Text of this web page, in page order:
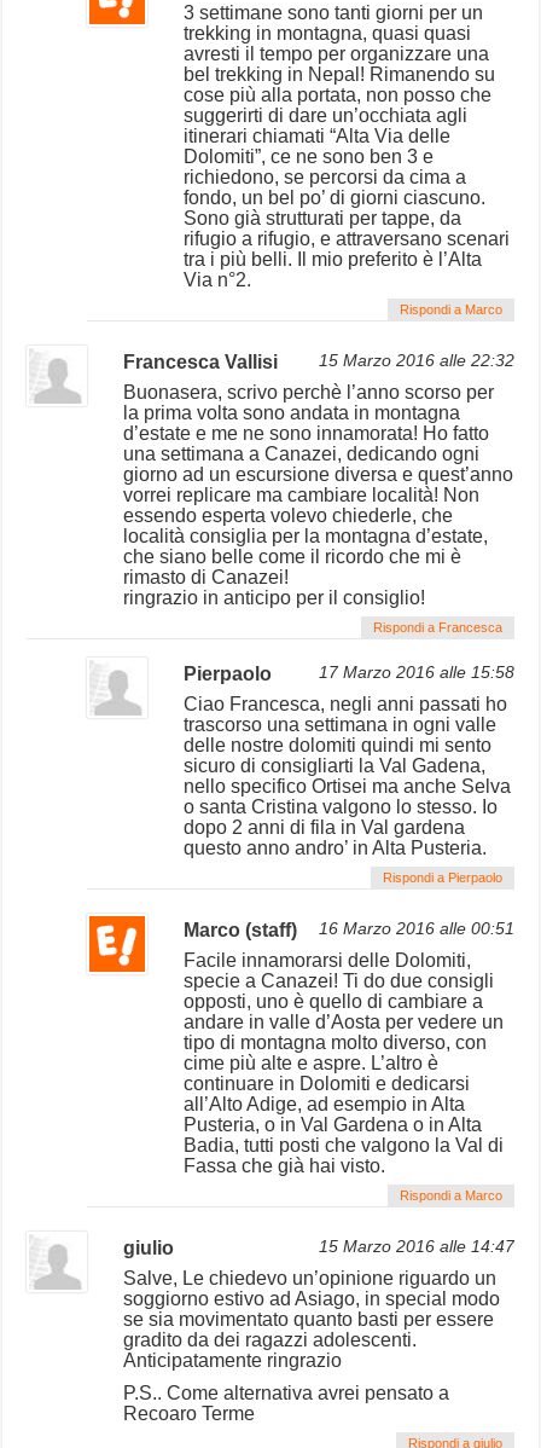
3 settimane sono tanti giorni per un
trekking in montagna, quasi quasi
avresti il tempo per organizzare una
bel trekking in Nepal! Rimanendo su
cose più alla portata, non posso che
suggerirti di dare un’occhiata agli
itinerari chiamati “Alta Via delle
Dolomiti”, ce ne sono ben 3 e
richiedono, se percorsi da cima a
fondo, un bel po’ di giorni ciascuno.
Sono già strutturati per tappe, da
rifugio a rifugio, e attraversano scenari
tra i più belli. Il mio preferito è l’Alta
Via n°2.
Rispondi a Marco
Francesca Vallisi 15 Marzo 2016 alle 22:32
Buonasera, scrivo perchè l’anno scorso per
la prima volta sono andata in montagna
d’estate e me ne sono innamorata! Ho fatto
una settimana a Canazei, dedicando ogni
giorno ad un escursione diversa e quest’anno
vorrei replicare ma cambiare località! Non
essendo esperta volevo chiederle, che
località consiglia per la montagna d’estate,
che siano belle come il ricordo che mi è
rimasto di Canazei!
ringrazio in anticipo per il consiglio!
Rispondi a Francesca
Pierpaolo 17 Marzo 2016 alle 15:58
Ciao Francesca, negli anni passati ho
trascorso una settimana in ogni valle
delle nostre dolomiti quindi mi sento
sicuro di consigliarti la Val Gadena,
nello specifico Ortisei ma anche Selva
o santa Cristina valgono lo stesso. Io
dopo 2 anni di fila in Val gardena
questo anno andro’ in Alta Pusteria.
Rispondi a Pierpaolo
Marco (staff) 16 Marzo 2016 alle 00:51
Facile innamorarsi delle Dolomiti,
specie a Canazei! Ti do due consigli
opposti, uno è quello di cambiare a
andare in valle d’Aosta per vedere un
tipo di montagna molto diverso, con
cime più alte e aspre. L’altro è
continuare in Dolomiti e dedicarsi
all’Alto Adige, ad esempio in Alta
Pusteria, o in Val Gardena o in Alta
Badia, tutti posti che valgono la Val di
Fassa che già hai visto.
Rispondi a Marco
giulio 15 Marzo 2016 alle 14:47
Salve, Le chiedevo un’opinione riguardo un
soggiorno estivo ad Asiago, in special modo
se sia movimentato quanto basti per essere
gradito da dei ragazzi adolescenti.
Anticipatamente ringrazio
P.S.. Come alternativa avrei pensato a
Recoaro Terme
Rispondi a giulio